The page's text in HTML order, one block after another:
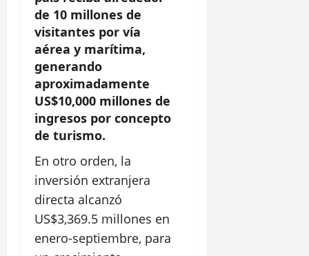
de 10 millones de
visitantes por vía
aérea y marítima,
generando
aproximadamente
US$10,000 millones de
ingresos por concepto
de turismo.
En otro orden, la
inversión extranjera
directa alcanzó
US$3,369.5 millones en
enero-septiembre, para